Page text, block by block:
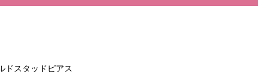
ドスタッドピアス